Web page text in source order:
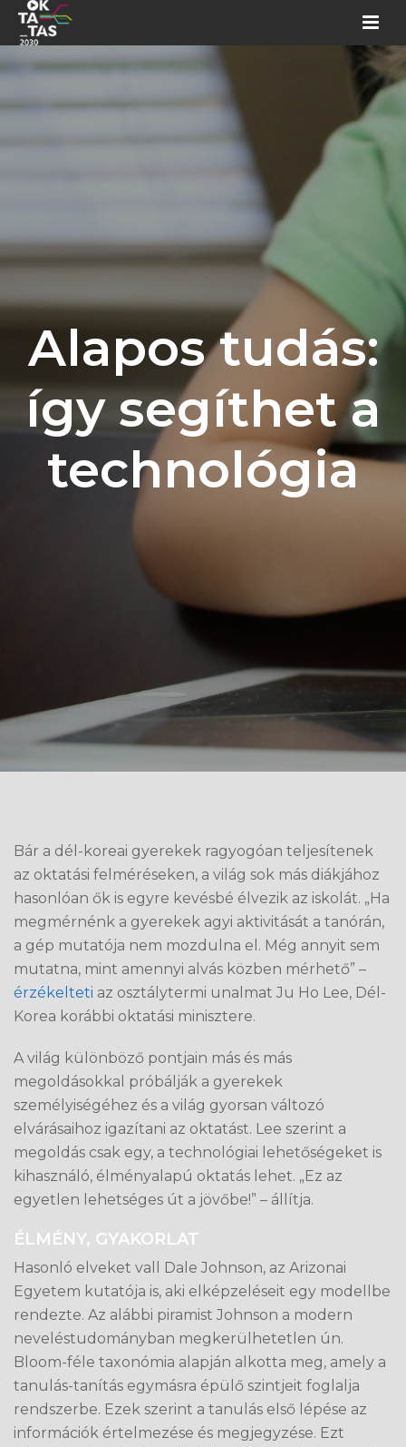
Alapos tudás:
így segíthet a
technológia
Bár a dél-koreai gyerekek ragyogóan teljesítenek
az oktatási felméréseken, a világ sok más diákjához
hasonlóan ők is egyre kevésbé élvezik az iskolát. „Ha
megmérnénk a gyerekek agyi aktivitását a tanórán,
a gép mutatója nem mozdulna el. Még annyit sem
mutatna, mint amennyi alvás közben mérhető” –
érzékelteti az osztálytermi unalmat Ju Ho Lee, Dél-
Korea korábbi oktatási minisztere.
A világ különböző pontjain más és más
megoldásokkal próbálják a gyerekek
személyiségéhez és a világ gyorsan változó
elvárásaihoz igazítani az oktatást. Lee szerint a
megoldás csak egy, a technológiai lehetőségeket is
kihasználó, élményalapú oktatás lehet. „Ez az
egyetlen lehetséges út a jövőbe!” – állítja.
ÉLMÉNY, GYAKORLAT
Hasonló elveket vall Dale Johnson, az Arizonai
Egyetem kutatója is, aki elképzeléseit egy modellbe
rendezte. Az alábbi piramist Johnson a modern
neveléstudományban megkerülhetetlen ún.
Bloom-féle taxonómia alapján alkotta meg, amely a
tanulás-tanítás egymásra épülő szintjeit foglalja
rendszerbe. Ezek szerint a tanulás első lépése az
információk értelmezése és megjegyzése. Ezt